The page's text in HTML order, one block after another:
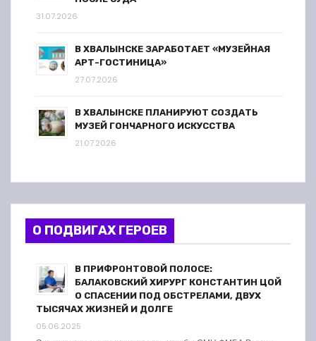
31.07.2026
В ХВАЛЫНСКЕ ЗАРАБОТАЕТ «МУЗЕЙНАЯ
АРТ-ГОСТИНИЦА»
27.07.2026
В ХВАЛЫНСКЕ ПЛАНИРУЮТ СОЗДАТЬ
МУЗЕЙ ГОНЧАРНОГО ИСКУССТВА
21.07.2026
О ПОДВИГАХ ГЕРОЕВ
В ПРИФРОНТОВОЙ ПОЛОСЕ:
БАЛАКОВСКИЙ ХИРУРГ КОНСТАНТИН ЦОЙ
О СПАСЕНИИ ПОД ОБСТРЕЛАМИ, ДВУХ
ТЫСЯЧАХ ЖИЗНЕЙ И ДОЛГЕ
05.06.2025